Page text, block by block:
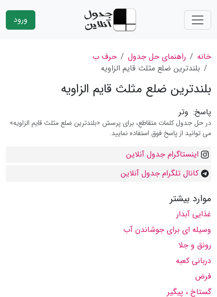
ورود
خانه راهنمای حل جدول
حرف ب
بلندترین ضلع مثلث قایم الزاویه
بلندترین ضلع مثلث قایم الزاویه
پاسخ: وتر
در حل جدول کلمات متقاطع، برای پرسش «بلندترین ضلع مثلث قایم الزاویه»
می توانید از پاسخ فوق استفاده نمایید.
اینستاگرام جدول آنلاین
کانال تلگرام جدول آنلاین
موارد بیشتر
غذایی آبدار
وسیله ای برای جوشاندن آب
رونق و جلا
دربانی کعبه
فرض
گستاخ ، پیگیر